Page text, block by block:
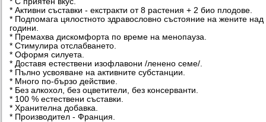
* Активни съставки - екстракти от 8 растения + 2 био плодове.
* Подпомага цялостното здравословно състояние на жените над
години.
* Премахва дискомфорта по време на менопауза.
* Стимулира отслабването.
* Оформя силуета.
* Доставя естествени изофлавони /ленено семе/.
* Пълно усвояване на активните субстанции.
* Много по-бързо действие.
* Без алкохол, без оцветители, без консерванти.
* 100 % естествени съставки.
* Хранителна добавка.
* Производител - Франция.